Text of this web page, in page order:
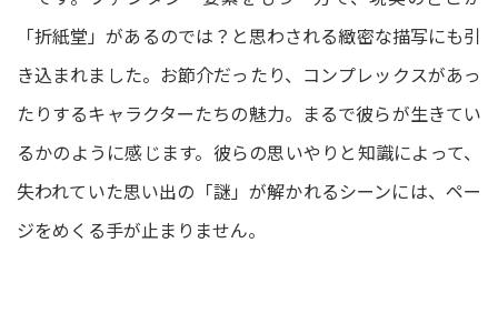
「折紙堂」があるのでは？と思わされる緻密な描写にも引
き込まれました。お節介だったり、コンプレックスがあっ
たりするキャラクターたちの魅力。まるで彼らが生きてい
るかのように感じます。彼らの思いやりと知識によって、
失われていた思い出の「謎」が解かれるシーンには、ペー
ジをめくる手が止まりません。